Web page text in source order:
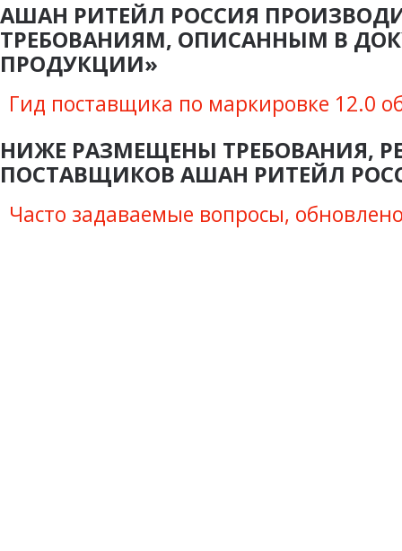
АШАН РИТЕЙЛ РОССИЯ
ТРЕБОВАНИЯМ, ОПИСАННЫМ В
ПРОДУКЦИИ»
Гид поставщика по маркировке 12.0
НИЖЕ РАЗМЕЩЕНЫ ТРЕБОВАНИЯ,
ПОСТАВЩИКОВ АШАН РИТЕЙЛ
Часто задаваемые вопросы,